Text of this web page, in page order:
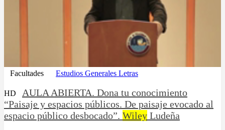
Facultades Estudios Generales Letras
HD
AULA ABIERTA. Dona tu conocimiento
“Paisaje y espacios públicos. De paisaje evocado al
espacio público desbocado”. Wiley Ludeña